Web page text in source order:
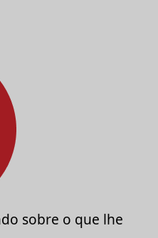
sobre o que lhe